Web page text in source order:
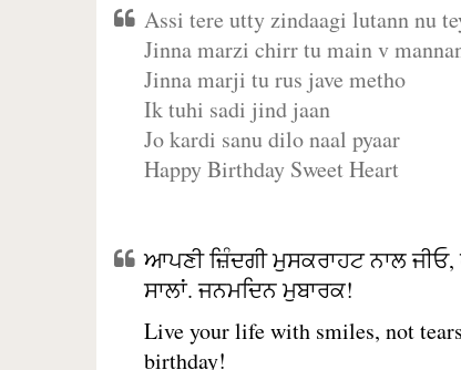
Assi tere utty zindaagi lutann nu
Jinna marzi chirr tu main v
Jinna marji tu rus jave metho
Ik tuhi sadi jind jaan
Jo kardi sanu dilo naal pyaar
Happy Birthday Sweet Heart
ਆਪਣੀ ਜ਼ਿੰਦਗੀ ਮੁਸਕਰਾਹਟ ਨਾਲ
ਸਾਲਾਂ. ਜਨਮਦਿਨ ਮੁਬਾਰਕ!
Live your life with smiles, not
birthday!